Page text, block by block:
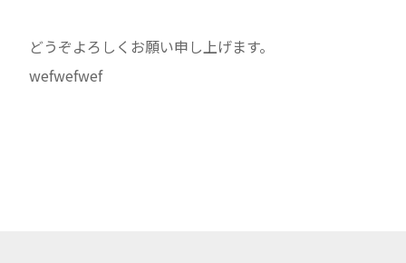
どうぞよろしくお願い申し上げます。
wefwefwef